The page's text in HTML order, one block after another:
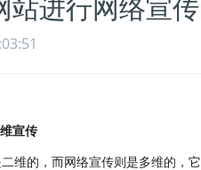
站进行网络宣
宣传
维的，而网络宣传则是多维的，